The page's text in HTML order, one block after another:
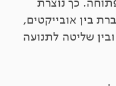
בין אובייקטים,
ובין שליטה לתנועה